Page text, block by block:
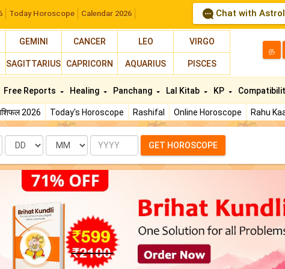
Today Horoscope Calendar 2026 Chat with
GEMINI CANCER LEO VIRGO
SAGITTARIUS CAPRICORN AQUARIUS PISCES
த
2026 Today's Horoscope Rashifal Online Horoscope Rahu
Free Reports Healing Panchang Lal Kitab KP
Date Month Year GET HOROSCOPE